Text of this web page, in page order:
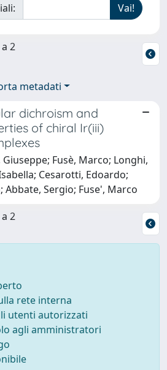
2
metadati
dichroism and
of chiral Ir(iii)
Fusè, Marco; Longhi,
Cesarotti, Edoardo;
Abbate, Sergio; Fuse', Marco
2
rete interna
utenti autorizzati
agli amministratori